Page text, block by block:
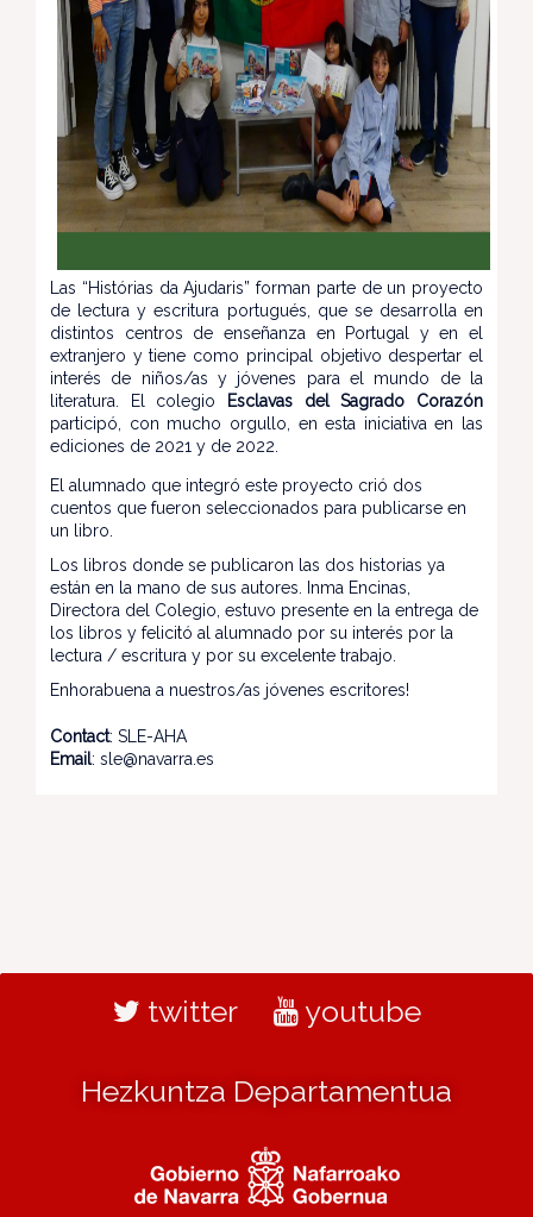
Las “Histórias da Ajudaris” forman parte de un proyecto
de lectura y escritura portugués, que se desarrolla en
distintos centros de enseñanza en Portugal y en el
extranjero y tiene como principal objetivo despertar el
interés de niños/as y jóvenes para el mundo de la
literatura. El colegio
Esclavas del Sagrado Corazón
participó, con mucho orgullo, en esta iniciativa en las
ediciones de 2021 y de 2022.
El alumnado que integró este proyecto crió dos
cuentos que fueron seleccionados para publicarse en
un libro.
Los libros donde se publicaron las dos historias ya
están en la mano de sus autores.
Inma Encinas,
Directora del Colegio, estuvo presente en la entrega de
los libros y felicitó al alumnado por su interés por la
lectura / escritura y por su excelente trabajo.
Enhorabuena a nuestros/as jóvenes escritores!
Contact: SLE-AHA
Email: sle@navarra.es
twitter youtube
Hezkuntza Departamentua